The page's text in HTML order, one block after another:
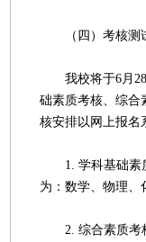
（四）考核测
我校将于6月28
础素质考核、综合
核安排以网上报名
1. 学科基础素质
为：数学、物理、
2. 综合素质考核